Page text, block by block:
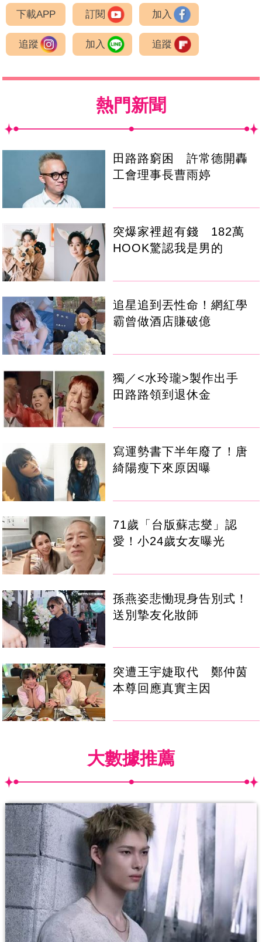
下載APP 訂閱 加入
追蹤 加入 追蹤
熱門新聞
田路路窮困 許常德開轟
工會理事長曹雨婷
突爆家裡超有錢 182萬
HOOK驚認我是男的
追星追到丟性命！網紅學
霸曾做酒店賺破億
獨／<水玲瓏>製作出手
田路路領到退休金
寫運勢書下半年廢了！唐
綺陽瘦下來原因曝
71歲「台版蘇志燮」認
愛！小24歲女友曝光
孫燕姿悲慟現身告別式！
送別摯友化妝師
突遭王宇婕取代 鄭仲茵
本尊回應真實主因
大數據推薦